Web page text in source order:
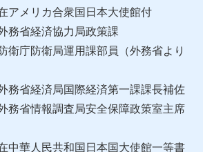
アメリカ合衆国日本大使館付
務省経済協力局政策課
衛庁防衛局運用課部員（外務省より
務省経済局国際経済第一課課長補佐
務省情報調査局安全保障政策室主席
中華人民共和国日本国大使館一等書